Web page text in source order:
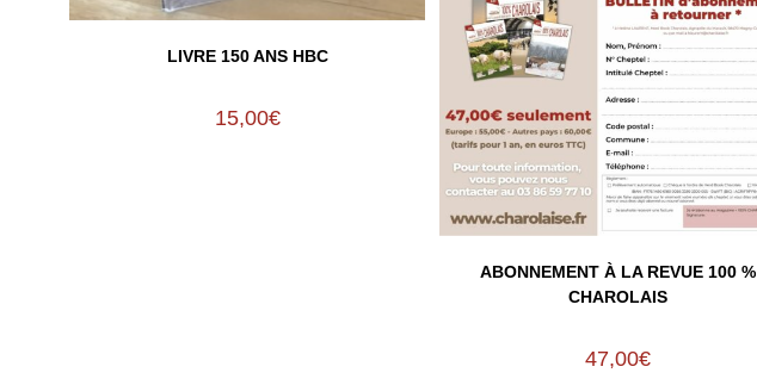
LIVRE 150 ANS HBC
15,00€
ABONNEMENT À LA REVUE 100 %
CHAROLAIS
47,00€